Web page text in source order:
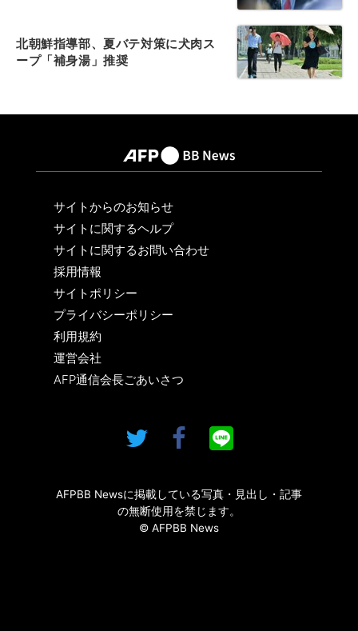
北朝鮮指導部、夏バテ対策に犬肉ス
ープ「補身湯」推奨
サイトからのお知らせ
サイトに関するヘルプ
サイトに関するお問い合わせ
採用情報
サイトポリシー
プライバシーポリシー
利用規約
運営会社
AFP通信会長ごあいさつ
AFPBB Newsに掲載している写真・見出し・記事
の無断使用を禁じます。
© AFPBB News